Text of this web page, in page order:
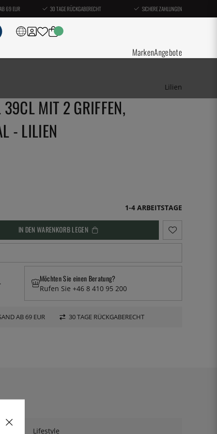
69 EUR 30 TAGE RÜCKGABERECHT SICHERE ZAHLUNGEN
MarkenAngebote
Lilien
39CL MIT 2 GRIFFEN,
- LILIEN
1-4 ARBEITSTAGE
IN DEN WARENKORB LEGEN
Möchten Sie einen Beratung?
Rufen Sie +46 8 410 95 200
AB 69 EUR 30 TAGE RÜCKGABERECHT
Lifestyle